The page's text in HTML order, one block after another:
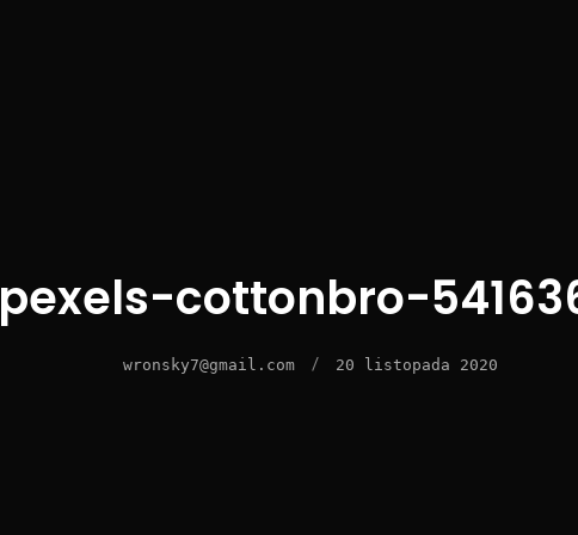
pexels-cottonbro-
wronsky7@gmail.com / 20 listopada 2020